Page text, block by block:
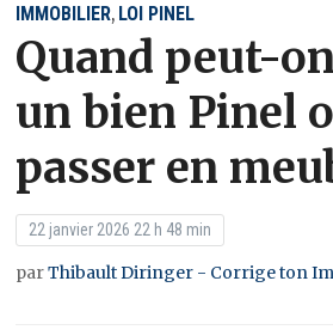
IMMOBILIER, LOI PINEL
Quand peut-
un bien Pinel
passer en
22 janvier 2026 22 h 48 min
parThibault Diringer - Corrige ton